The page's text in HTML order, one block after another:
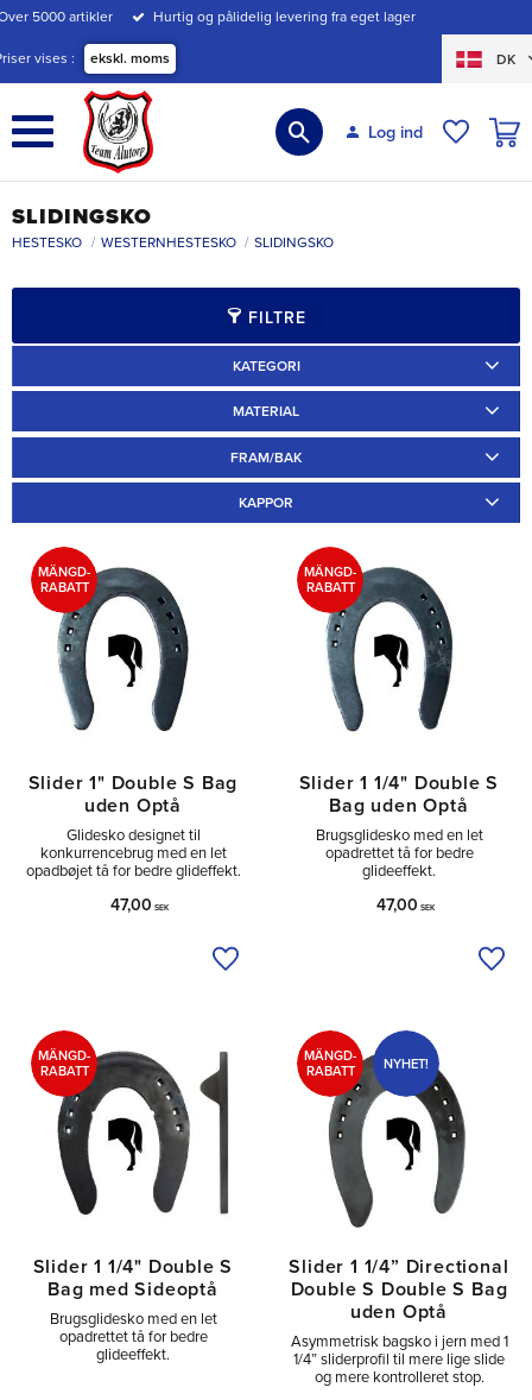
Menu
5000 artikler Hurtig og pålidelig levering fra eget lager
vises ekskl. moms DK
Log ind
SLIDINGSKO
HESTESKO WESTERNHESTESKO SLIDINGSKO
FILTRE
KATEGORI
MATERIAL
FRAM/BAK
KAPPOR
Slider 1" Double S Bag
uden Optå
Glidesko designet til
konkurrencebrug med en let
opadbøjet tå for bedre glideffekt.
47,00 SEK
MÄNGD-
RABATT
Tilføj til ønskeliste
Slider 1 1/4" Double S
Bag uden Optå
Brugsglidesko med en let
opadrettet tå for bedre
glideeffekt.
47,00 SEK
MÄNGD-
RABATT
Slider 1 1/4" Double S
Bag med Sideoptå
Brugsglidesko med en let
opadrettet tå for bedre
glideeffekt.
MÄNGD-
RABATT
Slider 1 1/4” Directional
Double S Double S Bag
uden Optå
Asymmetrisk bagsko i jern med 1
1/4” sliderprofil til mere lige slide
og mere kontrolleret stop.
MÄNGD-
RABATT
NYHET!